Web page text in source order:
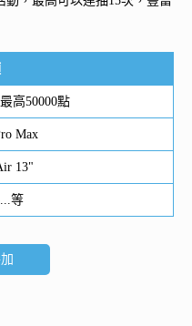
高50000點
Max
13"
等